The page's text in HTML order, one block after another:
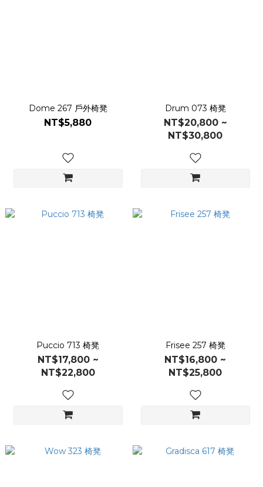
Dome 267 戶外椅凳
NT$5,880
Drum 073 椅凳
NT$20,800 ~
NT$30,800
Puccio 713 椅凳
NT$17,800 ~
NT$22,800
Frisee 257 椅凳
NT$16,800 ~
NT$25,800